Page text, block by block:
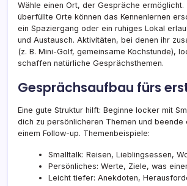
Wähle einen Ort, der Gespräche ermöglicht.
überfüllte Orte können das Kennenlernen
ein Spaziergang oder ein ruhiges Lokal
und Austausch. Aktivitäten, bei denen ihr
(z. B. Mini-Golf, gemeinsame Kochstunde),
schaffen natürliche Gesprächsthemen.
Gesprächsaufbau fürs
Eine gute Struktur hilft: Beginne locker mit
dich zu persönlicheren Themen und beende
einem Follow-up. Themenbeispiele:
Smalltalk: Reisen, Lieblingsessen,
Persönliches: Werte, Ziele, was
Leicht tiefer: Anekdoten,